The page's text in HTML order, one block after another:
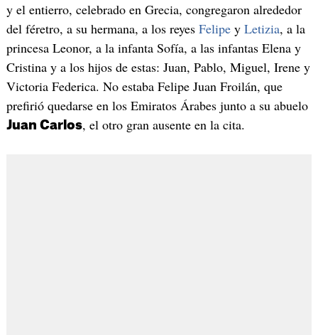
y el entierro, celebrado en Grecia, congregaron alrededor
del féretro, a su hermana, a los reyes Felipe y Letizia, a la
princesa Leonor, a la infanta Sofía, a las infantas Elena y
Cristina y a los hijos de estas: Juan, Pablo, Miguel, Irene y
Victoria Federica. No estaba Felipe Juan Froilán, que
prefirió quedarse en los Emiratos Árabes junto a su abuelo
Juan Carlos, el otro gran ausente en la cita.